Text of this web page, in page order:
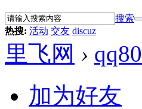
搜索
热搜: 活动 交友 discuz
里飞网 ›
加为好友